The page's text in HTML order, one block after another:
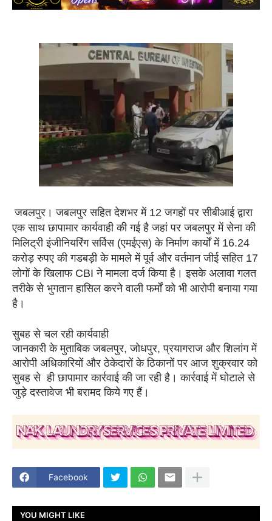
जबलपुर। जबलपुर सहित देशभर में 12 जगहों पर सीबीआई द्वारा
एक साथ छापामार कार्यवाही की गई है जहां पर जबलपुर में सेना की
मिलिट्री इंजीनियरिंग सर्विस (एमईएस) के निर्माण कार्यों में 16.24
करोड़ रुपए की गडबड़ी के मामले में पूर्व और वर्तमान जीई सहित 17
लोगों के खिलाफ CBI ने मामला दर्ज किया है। इसके अलावा गलत
तरीके से भुगतान हासिल करने वाली फर्मों को भी आरोपी बनाया गया
है।
सुबह से चल रही कार्यवाही
जानकारी के मुताबिक जबलपुर, जोधपुर, प्रयागराज और शिलांग में
आरोपी अधिकारियों और ठेकेदारों के ठिकानों पर आज शुक्रवार को
सुबह से ही छापामार कार्रवाई की जा रही है। कार्रवाई में घोटाले से
जुड़े दस्तावेज भी बरामद किये गए हैं।
Facebook
YOU MIGHT LIKE